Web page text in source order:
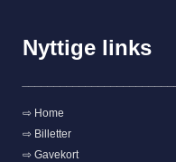
Nyttige links
⇨ Home
⇨ Billetter
⇨ Gavekort